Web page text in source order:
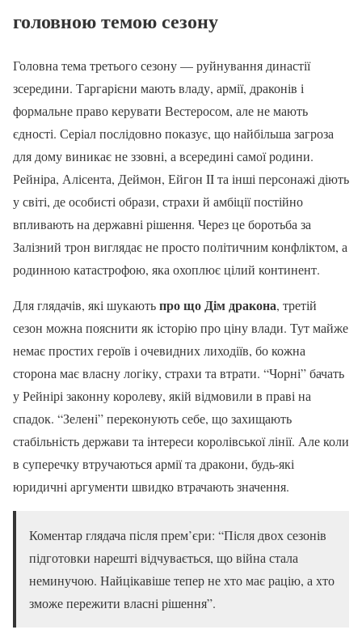
головною темою сезону
Головна тема третього сезону — руйнування династії
зсередини. Таргарієни мають владу, армії, драконів і
формальне право керувати Вестеросом, але не мають
єдності. Серіал послідовно показує, що найбільша загроза
для дому виникає не ззовні, а всередині самої родини.
Рейніра, Алісента, Деймон, Ейгон II та інші персонажі діють
у світі, де особисті образи, страхи й амбіції постійно
впливають на державні рішення. Через це боротьба за
Залізний трон виглядає не просто політичним конфліктом, а
родинною катастрофою, яка охоплює цілий континент.
Для глядачів, які шукаютьпро що Дім дракона, третій
сезон можна пояснити як історію про ціну влади. Тут майже
немає простих героїв і очевидних лиходіїв, бо кожна
сторона має власну логіку, страхи та втрати. “Чорні” бачать
у Рейнірі законну королеву, якій відмовили в праві на
спадок. “Зелені” переконують себе, що захищають
стабільність держави та інтереси королівської лінії. Але коли
в суперечку втручаються армії та дракони, будь-які
юридичні аргументи швидко втрачають значення.
Коментар глядача після прем’єри: “Після двох сезонів
підготовки нарешті відчувається, що війна стала
неминучою. Найцікавіше тепер не хто має рацію, а хто
зможе пережити власні рішення”.